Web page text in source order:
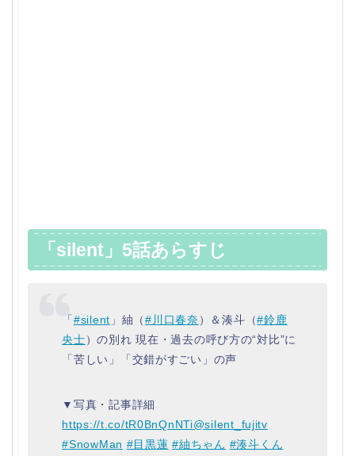
「silent」5話あらすじ
「 #silent 」紬（#川口春奈 ）＆湊斗（#鈴鹿
央士）の別れ 現在・過去の呼び方の“対比”に
「苦しい」「交錯がすごい」の声
▼写真・記事詳細
https://t.co/tR0BnQnNTi@silent_fujitv
#SnowMan #目黒蓮 #紬ちゃん #湊斗くん